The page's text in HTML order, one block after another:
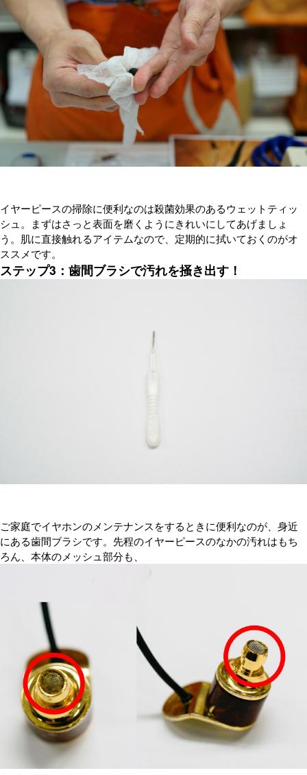
イヤーピースの掃除に便利なのは殺菌効果のあるウェットティッ
シュ。まずはさっと表面を磨くようにきれいにしてあげましょ
う。肌に直接触れるアイテムなので、定期的に拭いておくのがオ
ススメです。
ステップ3：歯間ブラシで汚れを掻き出す！
ご家庭でイヤホンのメンテナンスをするときに便利なのが、身近
にある歯間ブラシです。先程のイヤーピースのなかの汚れはもち
ろん、本体のメッシュ部分も、